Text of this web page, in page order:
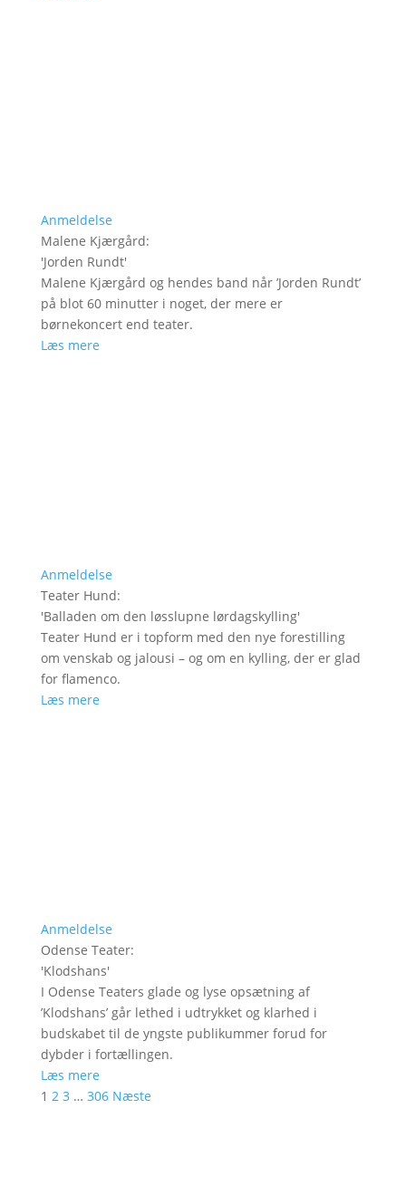
Anmeldelse
Malene Kjærgård:
'Jorden Rundt'
Malene Kjærgård og hendes band når ’Jorden Rundt’
på blot 60 minutter i noget, der mere er
børnekoncert end teater.
Læs mere
Anmeldelse
Teater Hund:
'Balladen om den løsslupne lørdagskylling'
Teater Hund er i topform med den nye forestilling
om venskab og jalousi – og om en kylling, der er glad
for flamenco.
Læs mere
Anmeldelse
Odense Teater:
'Klodshans'
I Odense Teaters glade og lyse opsætning af
’Klodshans’ går lethed i udtrykket og klarhed i
budskabet til de yngste publikummer forud for
dybder i fortællingen.
Læs mere
1 2 3 … 306 Næste